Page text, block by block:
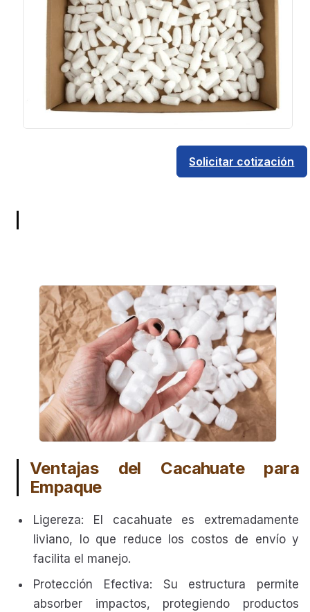
Solicitar cotización
Ventajas del Cacahuate para
Empaque
Ligereza: El cacahuate es extremadamente
liviano, lo que reduce los costos de envío y
facilita el manejo.
Protección Efectiva: Su estructura permite
absorber impactos, protegiendo productos